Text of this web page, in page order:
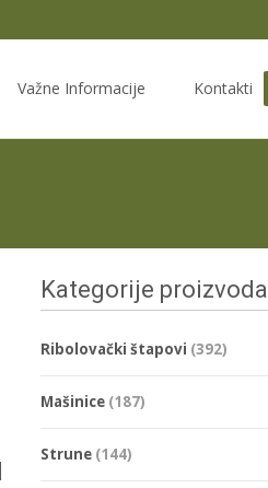
Važne Informacije Kontakti
Kategorije proizvoda
Ribolovački štapovi (392)
Mašinice (187)
Strune (144)